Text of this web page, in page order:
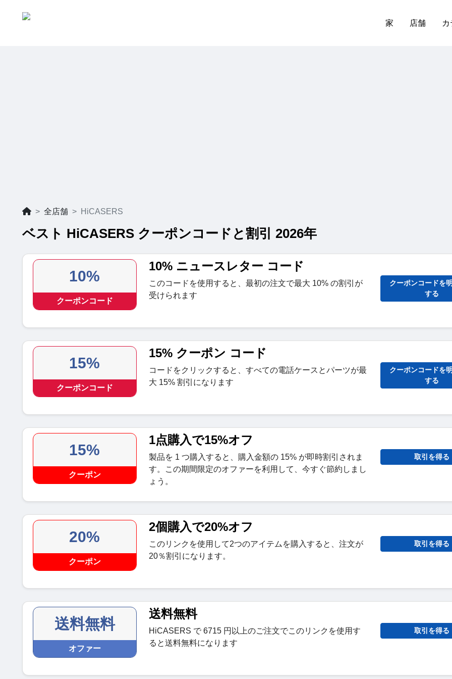
家 店舗
全店舗 HiCASERS
ベスト HiCASERS クーポンコードと割引 2026年
10%
クーポンコード
10% ニュースレター コード
このコードを使用すると、最初の注文で最大 10% の割引が
受けられます
クーポンコードを
する
15%
クーポンコード
15% クーポン コード
コードをクリックすると、すべての電話ケースとパーツが最
大 15% 割引になります
クーポンコードを
する
15%
クーポン
1点購入で15%オフ
製品を 1 つ購入すると、購入金額の 15% が即時割引されま
す。この期間限定のオファーを利用して、今すぐ節約しまし
ょう。
取引を得る
20%
クーポン
2個購入で20%オフ
このリンクを使用して2つのアイテムを購入すると、注文が
20％割引になります。
取引を得る
送料無料
オファー
送料無料
HiCASERS で 6715 円以上のご注文でこのリンクを使用す
ると送料無料になります
取引を得る